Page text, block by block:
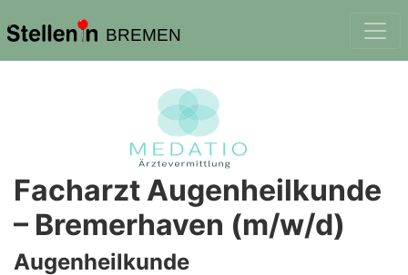
BREMEN
Facharzt Augenheilkunde
– Bremerhaven (m/w/d)
Augenheilkunde